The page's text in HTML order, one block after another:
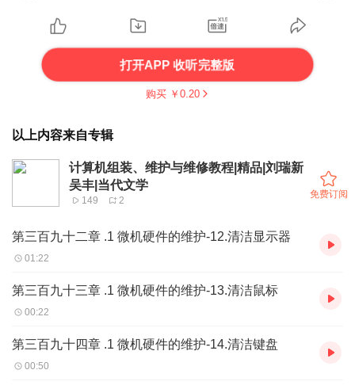
打开APP 收听完整版
购买 ￥ 0.20
以上内容来自专辑
计算机组装、维护与维修教程|精品|刘瑞新
吴丰|当代文学
149 2
免费订阅
第三百九十二章 .1 微机硬件的维护-12.清洁显示器
01:22
第三百九十三章 .1 微机硬件的维护-13.清洁鼠标
00:22
第三百九十四章 .1 微机硬件的维护-14.清洁键盘
00:50